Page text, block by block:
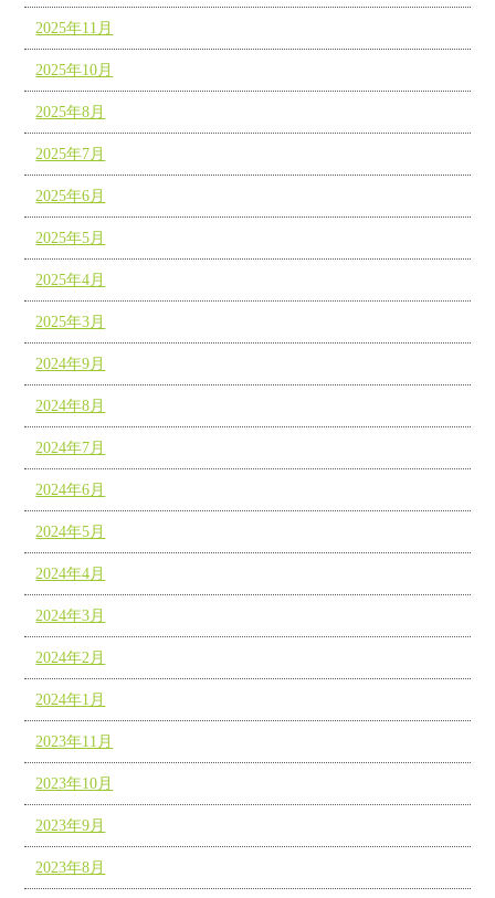
2025年11月
2025年10月
2025年8月
2025年7月
2025年6月
2025年5月
2025年4月
2025年3月
2024年9月
2024年8月
2024年7月
2024年6月
2024年5月
2024年4月
2024年3月
2024年2月
2024年1月
2023年11月
2023年10月
2023年9月
2023年8月